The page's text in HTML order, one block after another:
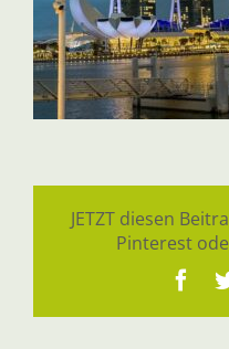
JETZT diesen
Pinterest